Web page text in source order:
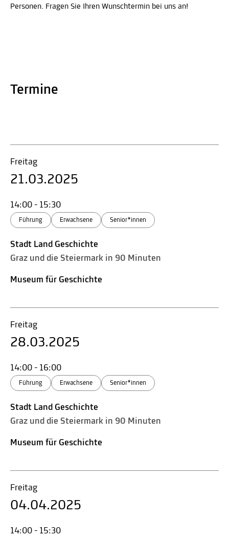
Personen. Fragen Sie Ihren Wunschtermin bei uns an!
Termine
Freitag
21.03.2025
14:00 - 15:30
Führung Erwachsene Senior*innen
Stadt Land Geschichte
Graz und die Steiermark in 90 Minuten
Museum für Geschichte
Freitag
28.03.2025
14:00 - 16:00
Führung Erwachsene Senior*innen
Stadt Land Geschichte
Graz und die Steiermark in 90 Minuten
Museum für Geschichte
Freitag
04.04.2025
14:00 - 15:30